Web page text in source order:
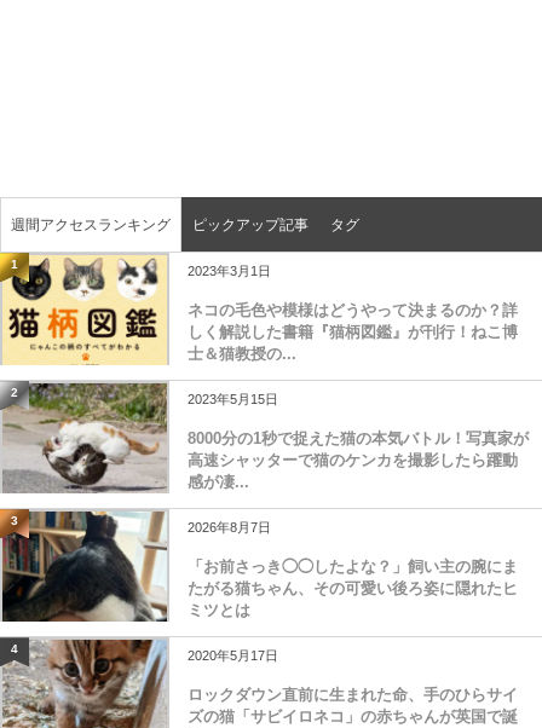
週間アクセスランキング ピックアップ記事 タグ
1 2023年3月1日
ネコの毛色や模様はどうやって決まるのか？詳
しく解説した書籍『猫柄図鑑』が刊行！ねこ博
士＆猫教授の...
2 2023年5月15日
8000分の1秒で捉えた猫の本気バトル！写真家が
高速シャッターで猫のケンカを撮影したら躍動
感が凄...
3 2026年8月7日
「お前さっき◯◯したよな？」飼い主の腕にま
たがる猫ちゃん、その可愛い後ろ姿に隠れたヒ
ミツとは
4 2020年5月17日
ロックダウン直前に生まれた命、手のひらサイ
ズの猫「サビイロネコ」の赤ちゃんが英国で誕